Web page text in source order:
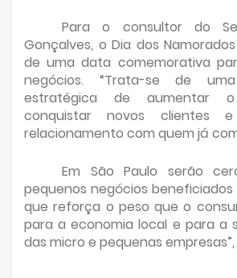
Para o consultor do
Gonçalves, o Dia dos
de uma data comemorativa
negócios. “Trata-se de
estratégica de aumentar o
conquistar novos clientes
relacionamento com quem já
Em São Paulo serão
pequenos negócios
que reforça o peso que o
para a economia local e para a
das micro e pequenas